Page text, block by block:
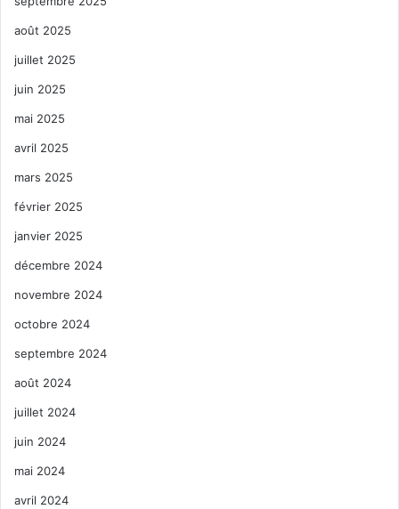
août 2025
juillet 2025
juin 2025
mai 2025
avril 2025
mars 2025
février 2025
janvier 2025
décembre 2024
novembre 2024
octobre 2024
septembre 2024
août 2024
juillet 2024
juin 2024
mai 2024
avril 2024